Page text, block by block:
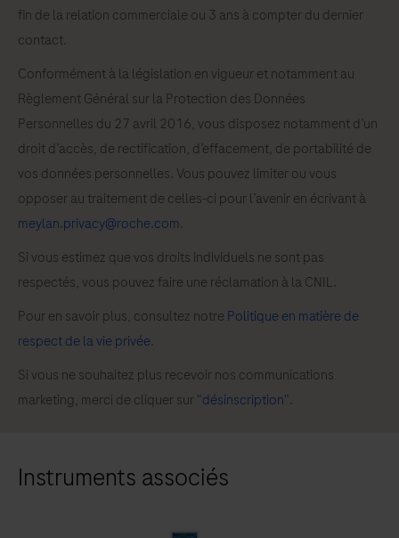
fin de la relation commerciale ou 3 ans à compter du dernier
contact.
Conformément à la législation en vigueur et notamment au
Règlement Général sur la Protection des Données
Personnelles du 27 avril 2016, vous disposez notamment d’un
droit d’accès, de rectification, d’effacement, de portabilité de
vos données personnelles. Vous pouvez limiter ou vous
opposer au traitement de celles-ci pour l’avenir en écrivant à
meylan.privacy@roche.com.
Si vous estimez que vos droits individuels ne sont pas
respectés, vous pouvez faire une réclamation à la CNIL.
Pour en savoir plus, consultez notre Politique en matière de
respect de la vie privée.
Si vous ne souhaitez plus recevoir nos communications
marketing, merci de cliquer sur " désinscription".
Instruments associés